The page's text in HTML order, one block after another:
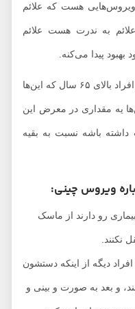
هست که علائم
به ندرت هست علائم
پیدا می‌کنه.
فقط ما می‌گیم که افراد زیر ۵ سال و افراد بالای ۶۵ سال که این‌ها
مقداری در معرض این
باشه نسبت به بقیه
ویروس چینی:
رو دارند از ماسک
دیگه از اینکه دستشون
بعد به صورت و بینی و